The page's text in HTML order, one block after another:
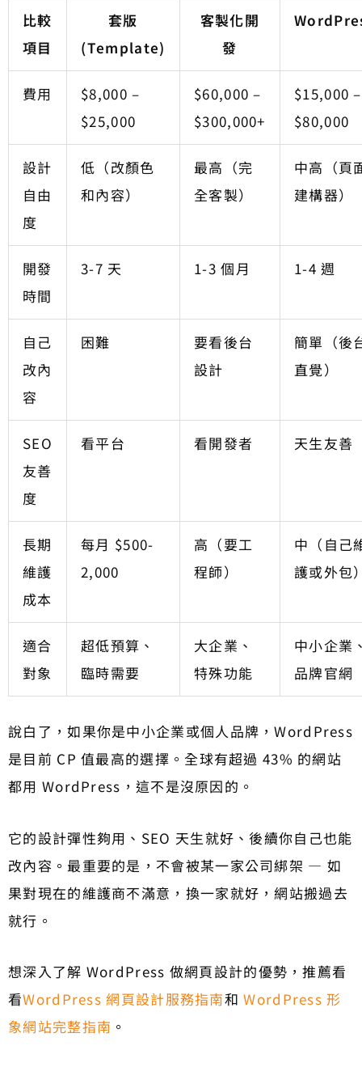
比較
項目
套版
(Template)
客製化開
發
費用
$8,000 –
$25,000
$60,000 –
$300,000+
$15,000 –
$80,000
設計
自由
度
低（改顏色
和內容）
最高（完
全客製）
中高（頁
建構器）
開發
時間
3-7 天 1-3 個月 1-4 週
自己
改內
容
困難
要看後台
設計
簡單（後
直覺）
SEO
友善
度
看平台 看開發者 天生友善
長期
維護
成本
每月 $500-
2,000
高（要工
程師）
中（自己
護或外包
適合
對象
超低預算、
臨時需要
大企業、
特殊功能
中小企業
品牌官網
說白了，如果你是中小企業或個人品牌，WordPress
是目前 CP 值最高的選擇。全球有超過 43% 的網站
都用 WordPress，這不是沒原因的。
它的設計彈性夠用、SEO 天生就好、後續你自己也能
改內容。最重要的是，不會被某一家公司綁架 — 如
果對現在的維護商不滿意，換一家就好，網站搬過去
就行。
想深入了解 WordPress 做網頁設計的優勢，推薦看
看WordPress 網頁設計服務指南和WordPress 形
象網站完整指南 。